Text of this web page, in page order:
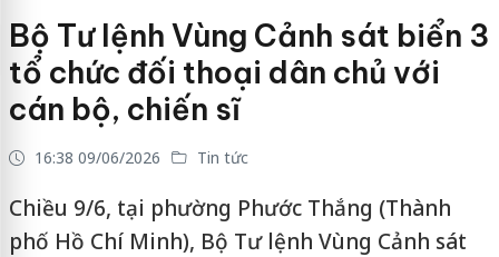
Bộ Tư lệnh Vùng Cảnh sát biển 3
tổ chức đối thoại dân chủ với
cán bộ, chiến sĩ
16:38 09/06/2026 Tin tức
Chiều 9/6, tại phường Phước Thắng (Thành
phố Hồ Chí Minh), Bộ Tư lệnh Vùng Cảnh sát